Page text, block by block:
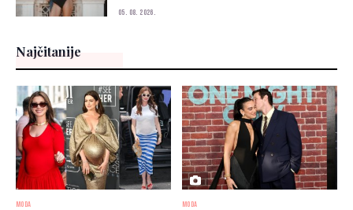
05. 08. 2026.
Najčitanije
MODA MODA